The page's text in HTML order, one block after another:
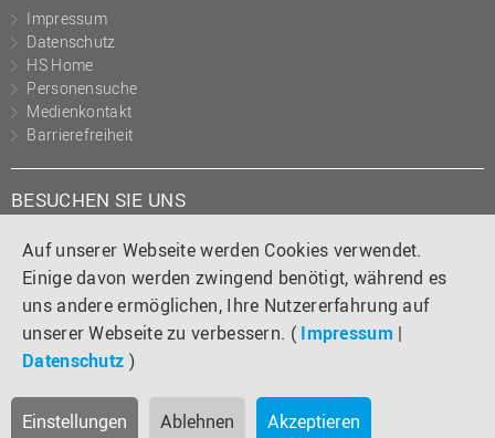
Auf unserer Webseite werden Cookies verwendet.
Einige davon werden zwingend benötigt, während es
uns andere ermöglichen, Ihre Nutzererfahrung auf
unserer Webseite zu verbessern. ( Impressum |
Datenschutz )
Einstellungen Ablehnen Akzeptieren
Impressum
Datenschutz
HS Home
Personensuche
Medienkontakt
Barrierefreiheit
BESUCHEN SIE UNS
Instagram
TiktokLinkedIn
YouTube
Facebook